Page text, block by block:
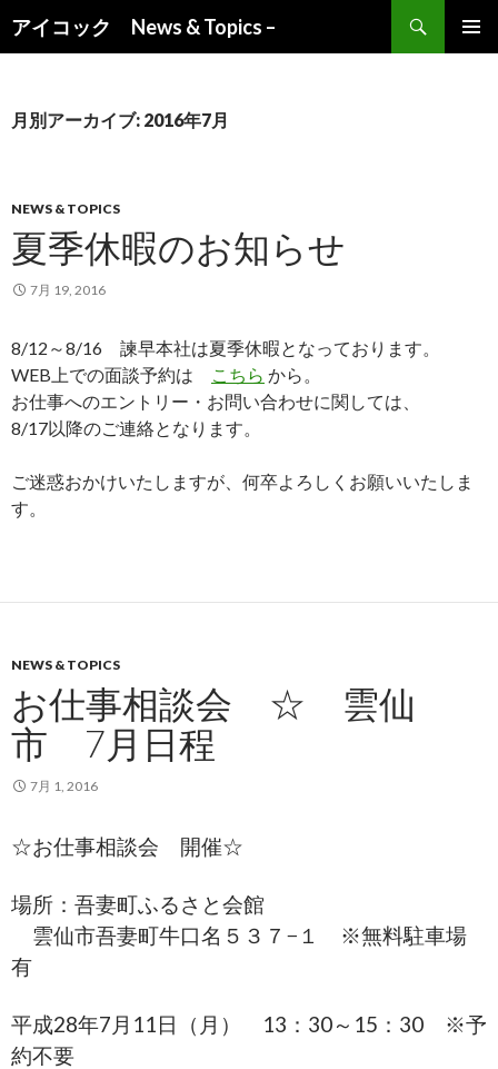
アイコック News & Topics –
月別アーカイブ: 2016年7月
NEWS & TOPICS
夏季休暇のお知らせ
7月 19, 2016
8/12～8/16 諫早本社は夏季休暇となっております。
WEB上での面談予約は
こちら から。
お仕事へのエントリー・お問い合わせに関しては、
8/17以降のご連絡となります。
ご迷惑おかけいたしますが、何卒よろしくお願いいたしま
す。
NEWS & TOPICS
お仕事相談会 ☆ 雲仙
市 7月日程
7月 1, 2016
☆お仕事相談会 開催☆
場所：吾妻町ふるさと会館
雲仙市吾妻町牛口名５３７−１ ※無料駐車場
有
平成28年7月11日（月） 13：30～15：30 ※予
約不要